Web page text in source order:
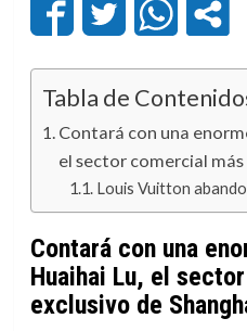
Tabla de
Contará con una
el sector comercial más
Louis Vuitton
Contará con una
Huaihai Lu, el
exclusivo de